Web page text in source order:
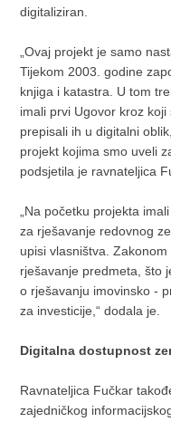
digitaliziran.
„Ovaj projekt je samo
Tijekom 2003. godine
knjiga i katastra. U tom
imali prvi Ugovor kroz
prepisali ih u digitalni
projekt kojima smo uveli
podsjetila je ravnateljica
„Na početku projekta
za rješavanje redovnog
upisi vlasništva.
rješavanje predmeta, što
o rješavanju imovinsko -
za investicije,“ dodala je.
Digitalna dostupnost
Ravnateljica Fučkar
zajedničkog